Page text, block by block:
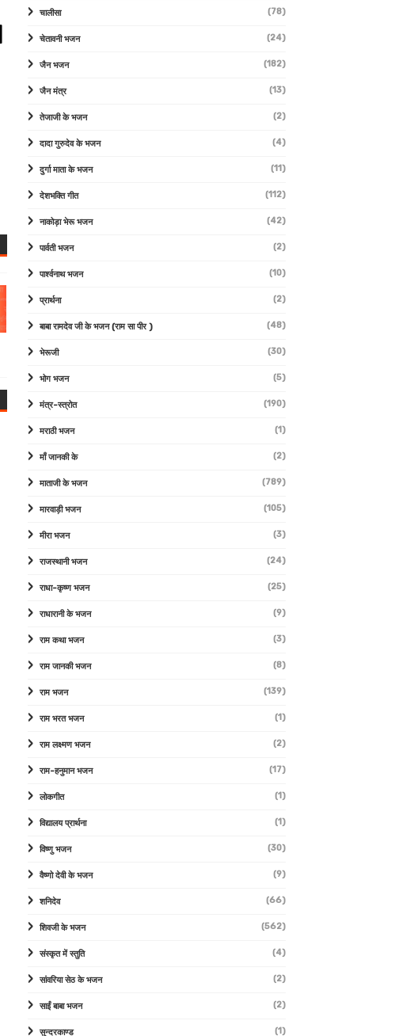
चालीसा (78)
चेतावनी भजन (24)
जैन भजन (182)
जैन मंत्र (13)
तेजाजी के भजन (2)
दादा गुरुदेव के भजन (4)
दुर्गा माता के भजन (11)
देशभक्ति गीत (112)
नाकोड़ा भेरू भजन (42)
पार्वती भजन (2)
पार्श्वनाथ भजन (10)
प्रार्थना (2)
बाबा रामदेव जी के भजन (राम सा पीर ) (48)
भेरूजी (30)
भोग भजन (5)
मंत्र-स्त्रोत (190)
मराठी भजन (1)
माँ जानकी के (2)
माताजी के भजन (789)
मारवाड़ी भजन (105)
मीरा भजन (3)
राजस्थानी भजन (24)
राधा-कृष्ण भजन (25)
राधारानी के भजन (9)
राम कथा भजन (3)
राम जानकी भजन (8)
राम भजन (139)
राम भरत भजन (1)
राम लक्ष्मण भजन (2)
राम-हनुमान भजन (17)
लोकगीत (1)
विद्यालय प्रार्थना (1)
विष्णु भजन (30)
वैष्णो देवी के भजन (9)
शनिदेव (66)
शिवजी के भजन (562)
संस्कृत में स्तुति (4)
सांवरिया सेठ के भजन (2)
साईं बाबा भजन (2)
सुन्दरकाण्ड (1)